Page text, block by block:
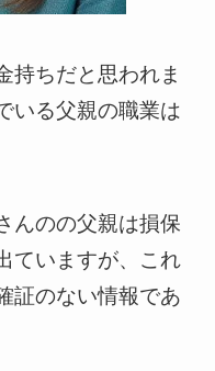
持ちだと思われま
いる父親の職業は
んのの父親は損保
ていますが、これ
証のない情報であ